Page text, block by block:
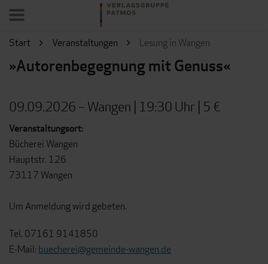
Start Veranstaltungen Lesung in Wangen
»Autorenbegegnung mit Genuss«
09.09.2026 – Wangen | 19:30 Uhr | 5 €
Veranstaltungsort:
Bücherei Wangen
Hauptstr. 126
73117 Wangen
Um Anmeldung wird gebeten.
Tel. 07161 9141850
E-Mail: buecherei@gemeinde-wangen.de